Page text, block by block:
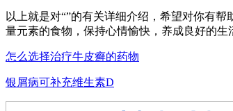
以上就是对“”的有关详细介绍，希望对你有
量元素的食物，保持心情愉快，养成良好的生
怎么选择治疗牛皮癣的药物
银屑病可补充维生素D